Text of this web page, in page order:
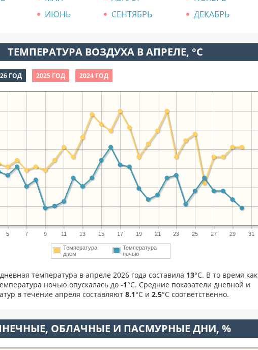
ИЮНЬ СЕНТЯБРЬ ДЕКАБРЬ
ТЕМПЕРАТУРА ВОЗДУХА В АПРЕЛЕ, °C
ГОД 2025 ГОД 2024 ГОД
5 7 9 11 13 15 17 19 21 23 25 27 29 31
Температура
днем
Температура
ночью
температура в апреле 2026 года составила 13°С. В то время как
ночью опускалась до -1°C. Средние показатели дневной и
в течение апреля составляют 8.1°С и 2.5°С соответственно.
ОБЛАЧНЫЕ И ПАСМУРНЫЕ ДНИ, %